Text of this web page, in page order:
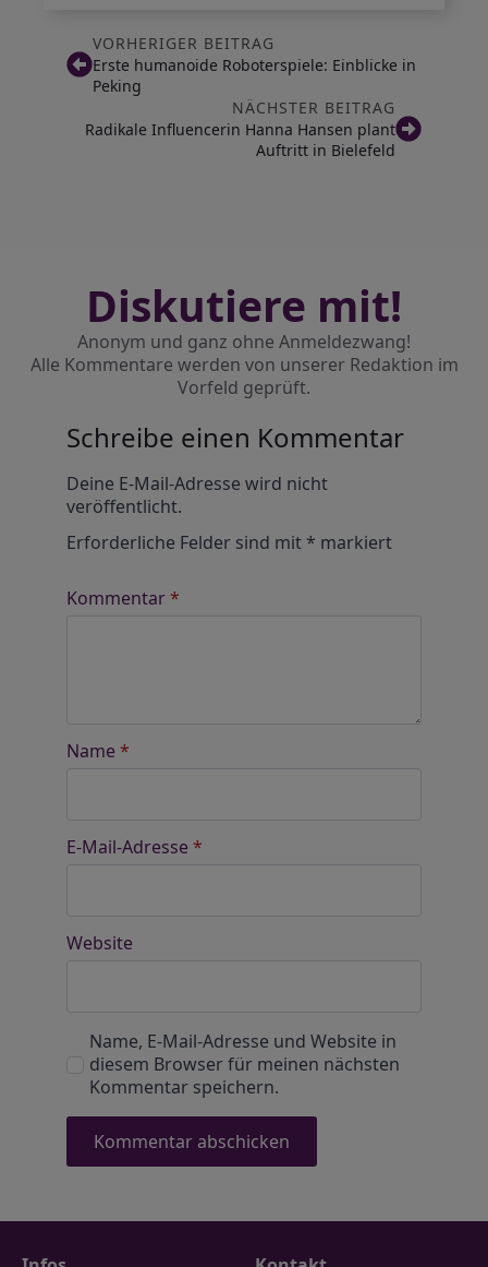
VORHERIGER BEITRAG
Erste humanoide Roboterspiele: Einblicke in
Peking
NÄCHSTER BEITRAG
Radikale Influencerin Hanna Hansen plant
Auftritt in Bielefeld
Diskutiere mit!
Anonym und ganz ohne Anmeldezwang!
Alle Kommentare werden von unserer Redaktion im
Vorfeld geprüft.
Schreibe einen Kommentar
Deine E-Mail-Adresse wird nicht
veröffentlicht.
Erforderliche Felder sind mit* markiert
Kommentar*
Name *
E-Mail-Adresse *
Website
Name, E-Mail-Adresse und Website in
diesem Browser für meinen nächsten
Kommentar speichern.